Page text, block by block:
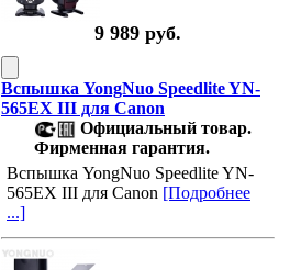
9 989 руб.
Вспышка YongNuo Speedlite YN-
565EX III для Canon
Официальный товар.
Фирменная гарантия.
Вспышка YongNuo Speedlite YN-
565EX III для Canon [Подробнее
...]